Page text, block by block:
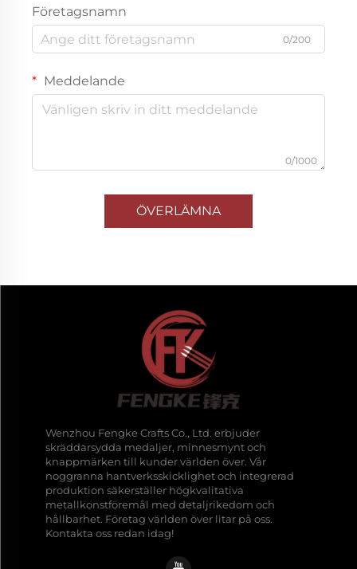
Företagsnamn
0/200
Meddelande
0/1000
ÖVERLÄMNA
Wenzhou Fengke Crafts Co., Ltd. erbjuder
skräddarsydda medaljer, minnesmynt och
knappmärken till kunder världen över. Vår
noggranna hantverksskicklighet och integrerad
produktion säkerställer högkvalitativa
metallkonstföremål med detaljrikedom och
hållbarhet. Företag världen över litar på oss.
Kontakta oss redan idag!